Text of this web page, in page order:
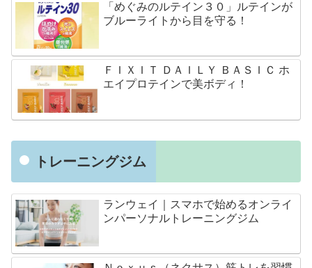
「めぐみのルテイン３０」ルテインが
ブルーライトから目を守る！
ＦＩＸＩＴ ＤＡＩＬＹ ＢＡＳＩＣ ホ
エイプロテインで美ボディ！
トレーニングジム
ランウェイ｜スマホで始めるオンライ
ンパーソナルトレーニングジム